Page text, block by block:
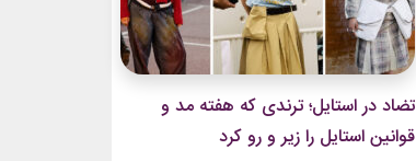
تضاد در استایل؛ ترندی که هفته مد و
قوانین استایل را زیر و رو کرد